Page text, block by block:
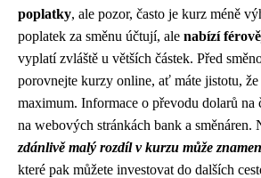
poplatky, ale pozor, často je kurz méně
poplatek za směnu účtují, ale nabízí
vyplatí zvláště u větších částek. Před
porovnejte kurzy online, ať máte jistotu, že
maximum. Informace o převodu dolarů na
na webových stránkách bank a směnáren.
zdánlivě malý rozdíl v kurzu může
které pak můžete investovat do dalších